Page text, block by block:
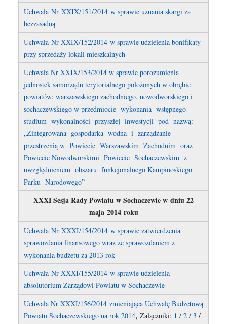
Uchwała Nr XXIX/151/2014 w sprawie uznania skargi za
bezzasadną
Uchwała Nr XXIX/152/2014 w sprawie udzielenia bonifikaty
przy sprzedaży lokali mieszkalnych
Uchwała Nr XXIX/153/2014 w sprawie porozumienia
jednostek samorządu terytorialnego położonych w obrębie
powiatów: warszawskiego zachodniego, nowodworskiego i
sochaczewskiego w przedmiocie wykonania wstępnego
studium wykonalności przyszłej inwestycji pod nazwą:
„Zintegrowana gospodarka wodna i zarządzanie
przestrzenią w Powiecie Warszawskim Zachodnim oraz
Powiecie Nowodworskimi Powiecie Sochaczewskim z
uwzględnieniem obszaru funkcjonalnego Kampinoskiego
Parku Narodowego”
XXXI Sesja Rady Powiatu w Sochaczewie w dniu 22
maja 2014 roku
Uchwała Nr XXXI/154/2014 w sprawie zatwierdzenia
sprawozdania finansowego wraz ze sprawozdaniem z
wykonania budżetu za 2013 rok
Uchwała Nr XXXI/155/2014 w sprawie udzielenia
absolutorium Zarządowi Powiatu w Sochaczewie
Uchwała Nr XXXI/156/2014 zmieniająca Uchwałę Budżetową
Powiatu Sochaczewskiego na rok 2014, Załączniki: 1 / 2 / 3 /